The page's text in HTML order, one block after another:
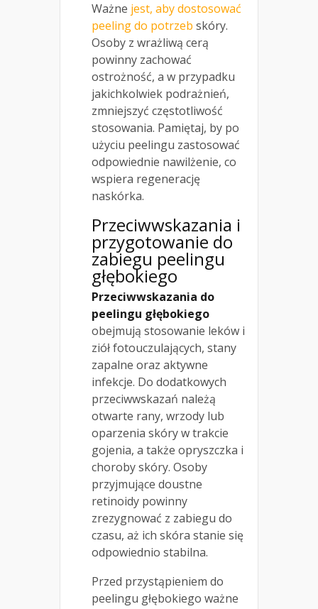
Ważne jest, aby dostosować
peeling do potrzeb skóry.
Osoby z wrażliwą cerą
powinny zachować
ostrożność, a w przypadku
jakichkolwiek podrażnień,
zmniejszyć częstotliwość
stosowania. Pamiętaj, by po
użyciu peelingu zastosować
odpowiednie nawilżenie, co
wspiera regenerację
naskórka.
Przeciwwskazania i
przygotowanie do
zabiegu peelingu
głębokiego
Przeciwwskazania do
peelingu głębokiego
obejmują stosowanie leków i
ziół fotouczulających, stany
zapalne oraz aktywne
infekcje. Do dodatkowych
przeciwwskazań należą
otwarte rany, wrzody lub
oparzenia skóry w trakcie
gojenia, a także opryszczka i
choroby skóry. Osoby
przyjmujące doustne
retinoidy powinny
zrezygnować z zabiegu do
czasu, aż ich skóra stanie się
odpowiednio stabilna.
Przed przystąpieniem do
peelingu głębokiego ważne